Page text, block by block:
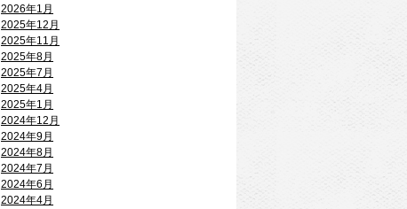
2026年1月
2025年12月
2025年11月
2025年8月
2025年7月
2025年4月
2025年1月
2024年12月
2024年9月
2024年8月
2024年7月
2024年6月
2024年4月